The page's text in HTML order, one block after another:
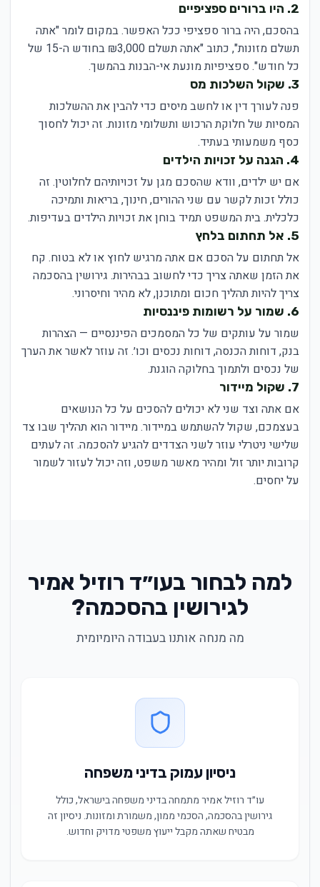
2. היו ברורים ספציפיים
בהסכם, היה ברור ספציפי ככל האפשר. במקום לומר "אתה
תשלם מזונות", כתוב "אתה תשלם ₪3,000 בחודש ה-15 של
כל חודש". ספציפיות מונעת אי-הבנות בהמשך.
3. שקול השלכות מס
פנה לעורך דין או לחשב מיסים כדי להבין את ההשלכות
המסיות של חלוקת הרכוש ותשלומי מזונות. זה יכול לחסוך
כסף משמעותי בעתיד.
4. הגנה על זכויות הילדים
אם יש ילדים, וודא שהסכם מגן על זכויותיהם לחלוטין. זה
כולל זכות לקשר עם שני ההורים, חינוך, בריאות ותמיכה
כלכלית. בית המשפט תמיד בוחן את זכויות הילדים בעדיפות.
5. אל תחתום בלחץ
אל תחתום על הסכם אם אתה מרגיש לחוץ או לא בטוח. קח
את הזמן שאתה צריך כדי לחשוב בבהירות. גירושין בהסכמה
צריך להיות תהליך חכום ומתוכנן, לא מהיר וחיסרוני.
6. שמור על רשומות פיננסיות
שמור על עותקים של כל המסמכים הפיננסיים — הצהרות
בנק, דוחות הכנסה, דוחות נכסים וכו׳. זה עוזר לאשר את הערך
של נכסים ולתמוך בחלוקה הוגנת.
7. שקול מיידור
אם אתה וצד שני לא יכולים להסכים על כל הנושאים
בעצמכם, שקול להשתמש במיידור. מיידור הוא תהליך שבו צד
שלישי ניטרלי עוזר לשני הצדדים להגיע להסכמה. זה לעתים
קרובות יותר זול ומהיר מאשר משפט, וזה יכול לעזור לשמור
על יחסים.
למה לבחור בעו״ד רוזיל אמיר
לגירושין בהסכמה?
מה מנחה אותנו בעבודה היומיומית
ניסיון עמוק בדיני משפחה
עו״ד רוזיל אמיר מתמחה בדיני משפחה בישראל, כולל
גירושין בהסכמה, הסכמי ממון, משמורת ומזונות. ניסיון זה
מבטיח שאתה מקבל ייעוץ משפטי מדויק וחדוש.